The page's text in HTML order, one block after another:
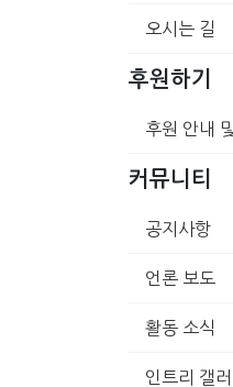
오시는 길
후원하기
후원 안내
커뮤니티
공지사항
언론 보도
활동 소식
인트리 갤러